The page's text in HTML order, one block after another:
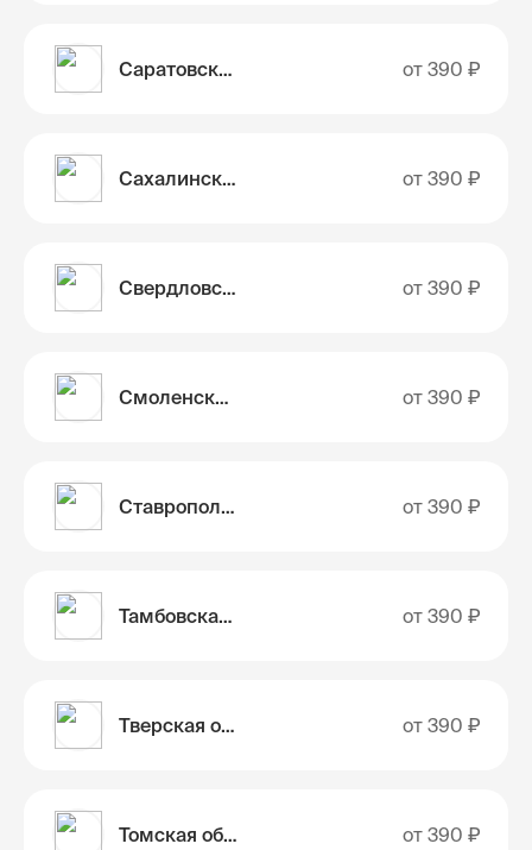
Саратовская область от 390 ₽
Сахалинская область от 390 ₽
Свердловская область от 390 ₽
Смоленская область от 390 ₽
Ставропольский край от 390 ₽
Тамбовская область от 390 ₽
Тверская область от 390 ₽
Томская область от 390 ₽